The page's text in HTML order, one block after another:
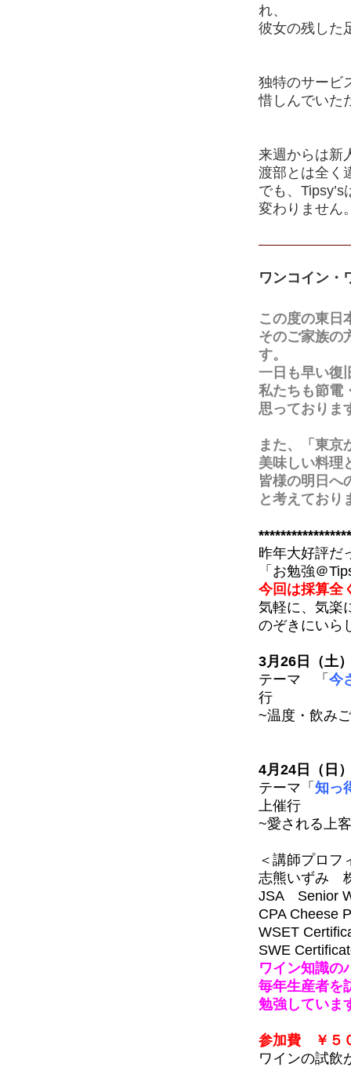
れ、
彼女の残した
独特のサービ
惜しんでいた
来週からは新
渡部とは全く
でも、
変わりません
ワンコイン
この度の東日
そのご家族の
す。
一日も早い復
私たちも節電
思っておりま
また、「東京
美味しい料理
皆様の明日へ
と考えており
昨年大好評だ
「お勉強＠
今回は採算全
気軽に、気楽
のぞきにいら
3月26日（土
テーマ 「 今
行
~温度・飲み
4月24日（日
テーマ「 知っ
上催行
~愛される上
＜講師プロフ
志熊いずみ
JSA Senior
CPA Cheese
WSET
SWE
ワイン知識の
毎年生産者を
勉強していま
参加費 ￥５
ワインの試飲